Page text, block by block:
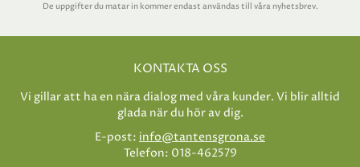
De uppgifter du matar in kommer endast användas till våra nyhetsbrev.
KONTAKTA OSS
Vi gillar att ha en nära dialog med våra kunder. Vi blir alltid
glada när du hör av dig.
E-post: info@tantensgrona.se
Telefon: 018-462579